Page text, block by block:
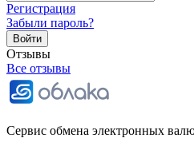
Регистрация
Забыли пароль?
Отзывы
Все отзывы
Сервис обмена электронных